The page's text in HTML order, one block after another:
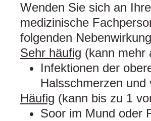
Wenden Sie sich an
medizinische
folgenden
Sehr häufig (kann mehr
Infektionen der
Halsschmerzen
Häufig (kann bis zu 1
Soor im Mund oder